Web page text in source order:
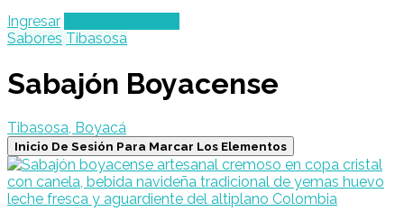
Ingresar
Sabores Tibasosa
Sabajón Boyacense
Tibasosa, Boyacá
Inicio De Sesión Para Marcar Los Elementos